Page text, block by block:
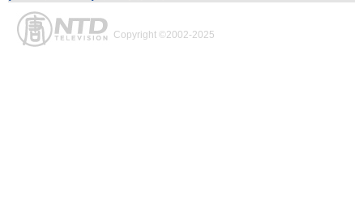
Copyright ©2002-2025